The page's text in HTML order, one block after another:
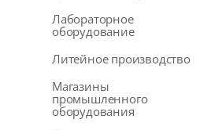
Лабораторное
оборудование
Литейное производство
Магазины
промышленного
оборудования